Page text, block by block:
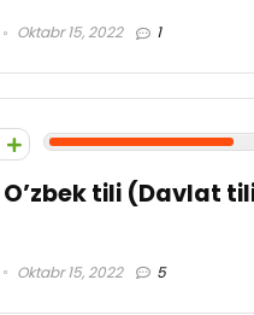
Oktabr 15, 2022 1
O’zbek tili (Davlat
Oktabr 15, 2022 5